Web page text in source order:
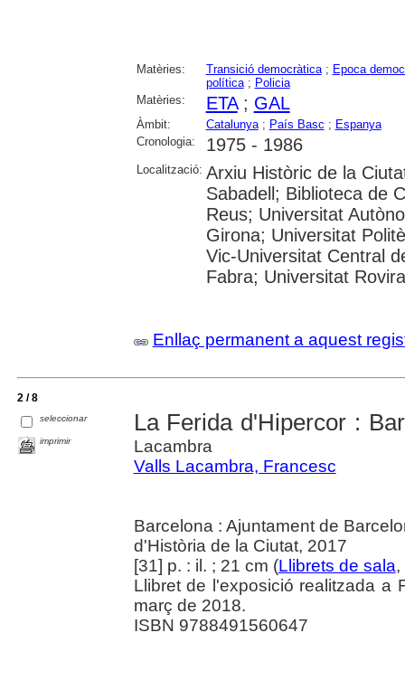
Matèries: Transició democràtica; Epoca
política; Policia
Matèries:
ETA; GAL
Àmbit: Catalunya; País Basc ; Espanya
Cronologia:
1975 - 1986
Localització: Arxiu Històric de la
Sabadell; Biblioteca de
Reus; Universitat
Girona; Universitat
Vic-Universitat Central
Fabra; Universitat
Enllaç permanent a aquest
2 / 8
seleccionar
imprimir
La Ferida d'Hipercor :
Lacambra
Valls Lacambra, Francesc
Barcelona : Ajuntament de
d'Història de la Ciutat, 2017
[31] p. : il. ; 21 cm (Llibrets de sala
Llibret de l'exposició realitzada a
març de 2018.
ISBN 9788491560647